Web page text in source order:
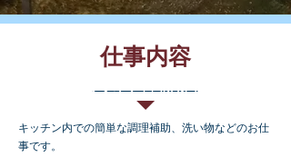
仕事内容
キッチンスタッフ（アルバイト・パート）
キッチン内での簡単な調理補助、洗い物などのお仕
事です。